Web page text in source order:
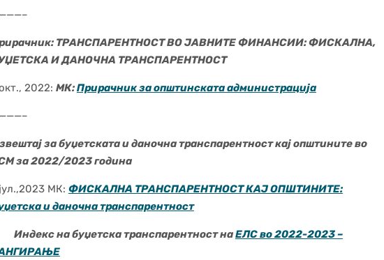
ТРАНСПАРЕНТНОСТ ВО ЈАВНИТЕ ФИНАНСИИ: ФИСКАЛНА,
И ДАНОЧНА ТРАНСПАРЕНТНОСТ
2022: МК:Прирачник за општинската администрација
за буџетскатa и даночна транспарентност кај општините во
за 2022/2023 година
МК: ФИСКАЛНА ТРАНСПАРЕНТНОСТ КАЈ ОПШТИНИТЕ:
и даночна транспарентност
на буџетска транспарентност наЕЛС во 2022-2023 –